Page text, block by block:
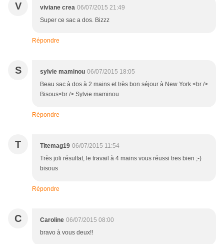
V viviane crea 06/07/2015 21:49
Super ce sac a dos. Bizzz
Répondre
S sylvie maminou 06/07/2015 18:05
Beau sac à dos à 2 mains et très bon séjour à New York <br />
Bisous<br /> Sylvie maminou
Répondre
T Titemag19 06/07/2015 11:54
Très joli résultat, le travail à 4 mains vous réussi tres bien ;-)
bisous
Répondre
C Caroline 06/07/2015 08:00
bravo à vous deux!!